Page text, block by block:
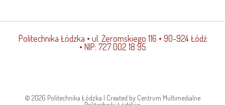
pł
nowe
podejście
Politechnika Łódzka • ul. Żeromskiego 116 • 90-924 Łódź
• NIP: 727 002 18 95
© 2026 Politechnika Łódzka | Created by Centrum Multimedialne